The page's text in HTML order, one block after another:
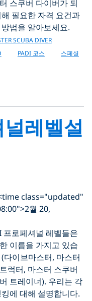
스쿠버 다이버가 되
필요한 자격 요건과
법을 알아보세요.
SCUBA DIVER
PADI 코스
스페셜
레벨설
class="updated"
월 20,
프로페셔널 레벨들은
이름을 가지고 있습
다이브마스터, 마스터
럭터, 마스터 스쿠버
트레이너). 우리는 각
에 대해 설명합니다.